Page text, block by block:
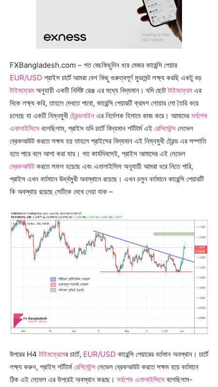
FXBangladesh.com – গত বেছকিছুদিন ধরে মেজর কারেন্সি পেয়ার
EUR/USD প্রাইস চার্টে আমরা বেশ কিছু গুরুত্বপূর্ণ মুভমেন্ট লক্ষ্য করছি একটু বড়
টাইমফ্রেম অনুযায়ী একটি নির্দিষ্ট রেঞ্জ এর মধ্যে বিদ্যমান। যদি ছোটটাইমফ্রেম এর
দিকে লক্ষ্য করি, তাহলে দেখতে পাবো, কারেন্সি পেয়ারটি ক্রমশ লোয়ার লো তৈরি করে
চলেছে যা একটি নিম্নমুখী ট্রেন্ডলাইন এর নির্দেশক হিসাবে কাজ করে। আমাদের সর্বশেষ
এনালাইসিসে বলেছিলাম, প্রাইস যদি চার্টে বিদ্যমান শর্টটার্ম এই রেসিস্টেন্স লেভেল
ব্রেকআউট করতে সক্ষম হয় তাহলে প্রাইসের বিদ্যমান এই নিম্নমুখী ট্রেন্ড এর সম্পাতি
হতে পারে বলে আশা করা যায়। গত কার্যদিবসেই, প্রাইস আমাদের এই লেভেল
ব্রেকআউট করতে সফল হয়েছে এবং এনালাইসিস অনুযায়ী আমরা ধরে নিতে পারি,
প্রাইস এখন বর্তমানে ঊর্ধ্বমুখী অবস্থানে রয়েছে। এখন চলুন বর্তমানে কারেন্সি পেয়ারটি
কি অবস্থায় রয়েছে সেটিকে দেখে নেয়া যাক –
উপরের H4টাইমফ্রেমের চার্টে, EUR/USD কারেন্সি পেয়ারের বর্তমান অবস্থান। চার্টে
লক্ষ্য করুন, প্রাইস শর্টটার্মরেসিস্টেন্স লেভেল ব্রেকআউট করতে সক্ষম হয়ে বর্তমানে
ঠিক এই লেভেল এর উপরেই অবস্থান করছে। সর্বশেষ এনালাইসিসে বলেছিলাম-